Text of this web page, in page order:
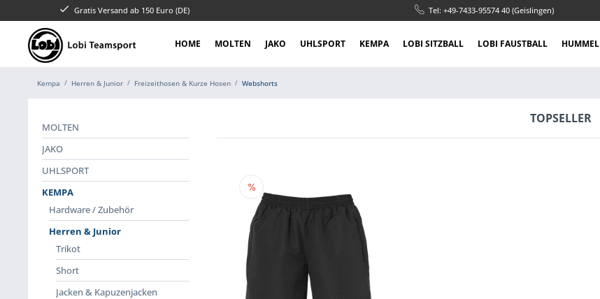
Gratis Versand ab 150 Euro (DE) Tel: +49-7433-95574 40 (Geislingen)
HOME MOLTEN JAKO UHLSPORT KEMPA LOBI SITZBALL LOBI FAUSTBALL HUMMEL
Kempa Herren & Junior Freizeithosen & Kurze Hosen Webshorts
MOLTEN
JAKO
UHLSPORT
KEMPA
Hardware / Zubehör
Herren & Junior
Trikot
Short
Jacken & Kapuzenjacken
TOPSELLER